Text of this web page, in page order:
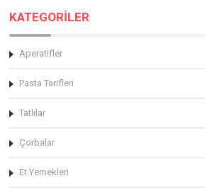
KATEGORİLER
Aperatifler
Pasta Tarifleri
Tatlılar
Çorbalar
Et Yemekleri